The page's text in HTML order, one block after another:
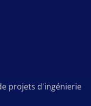
projets d'ingénierie